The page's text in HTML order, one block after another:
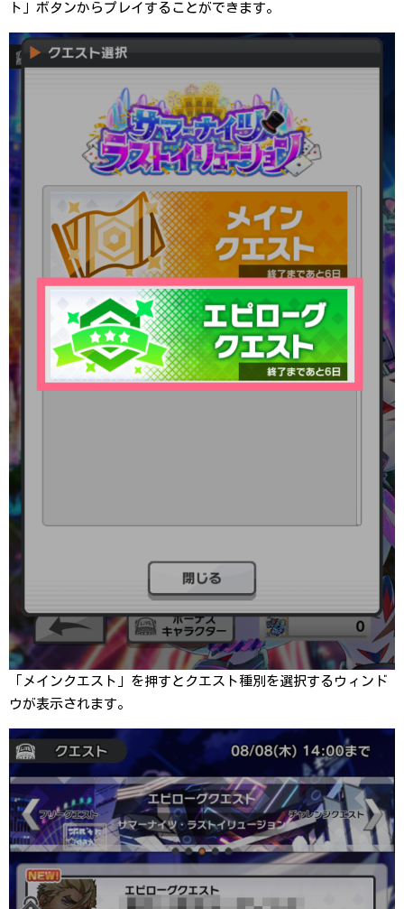
ト」ボタンからプレイすることができます。
「メインクエスト」を押すとクエスト種別を選択するウィンド
ウが表示されます。